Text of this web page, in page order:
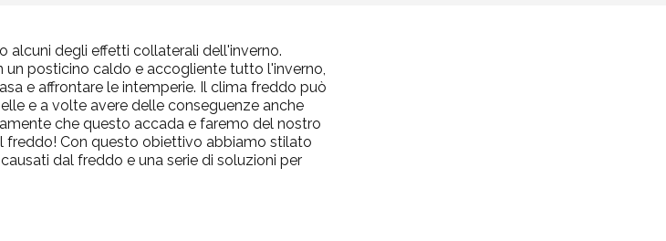
alcuni degli effetti collaterali dell'inverno.
un posticino caldo e accogliente tutto l'inverno,
e affrontare le intemperie. Il clima freddo può
e a volte avere delle conseguenze anche
che questo accada e faremo del nostro
freddo! Con questo obiettivo abbiamo stilato
dal freddo e una serie di soluzioni per